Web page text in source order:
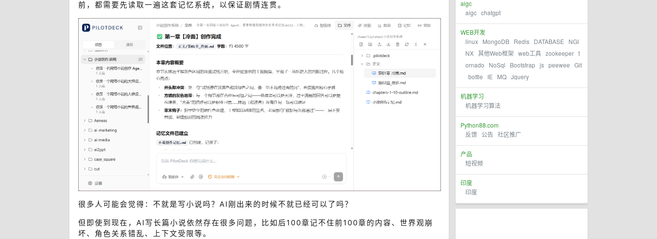
aigc
aigc chatgpt
WEB开发
linux MongoDB Redis DATABASE
NGI
NX 其他Web框架 web工具 zookeeper t
ornado
NoSql Bootstrap js peewee Git
bottle
IE MQ Jquery
机器学习
机器学习算法
Python88.com
反馈 公告 社区推广
产品
短视频
印度
印度
前，都需要先读取一遍这套记忆系统，以保证剧情连贯。
很多人可能会觉得：不就是写小说吗？AI刚出来的时候不就已经可以了吗？
但即使到现在，AI写长篇小说依然存在很多问题，比如后100章记不住前100章的内容、世界观崩
坏、角色关系错乱、上下文受限等。